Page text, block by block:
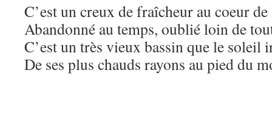
C’est un creux de fraîcheur au coeur
Abandonné au temps, oublié loin de
C’est un très vieux bassin que le soleil
De ses plus chauds rayons au pied du